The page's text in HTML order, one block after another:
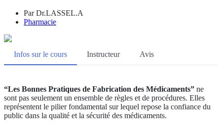
Par Dr.LASSEL.A
Pharmacie
Infos sur le cours Instructeur Avis
“Les Bonnes Pratiques de Fabrication des Médicaments” ne
sont pas seulement un ensemble de règles et de procédures. Elles
représentent le pilier fondamental sur lequel repose la confiance du
public dans la qualité et la sécurité des médicaments.